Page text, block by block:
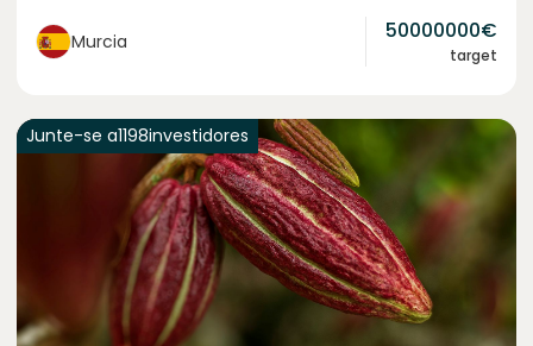
Murcia 50000000€
target
Junte-se a1198investidores